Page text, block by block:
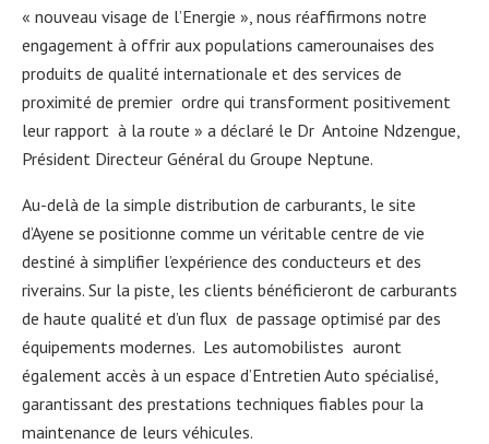
« nouveau visage de l’Energie », nous réaffirmons notre
engagement à offrir aux populations camerounaises des
produits de qualité internationale et des services de
proximité de premier ordre qui transforment positivement
leur rapport à la route » a déclaré le Dr Antoine Ndzengue,
Président Directeur Général du Groupe Neptune.
Au-delà de la simple distribution de carburants, le site
d’Ayene se positionne comme un véritable centre de vie
destiné à simplifier l’expérience des conducteurs et des
riverains. Sur la piste, les clients bénéficieront de carburants
de haute qualité et d’un flux de passage optimisé par des
équipements modernes. Les automobilistes auront
également accès à un espace d’Entretien Auto spécialisé,
garantissant des prestations techniques fiables pour la
maintenance de leurs véhicules.